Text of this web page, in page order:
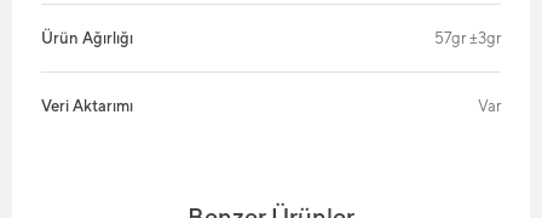
Ürün Ağırlığı 57gr ±3gr
Veri Aktarımı Var